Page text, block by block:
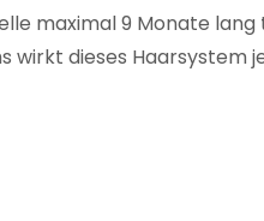
maximal 9 Monate
wirkt dieses Haarsystem